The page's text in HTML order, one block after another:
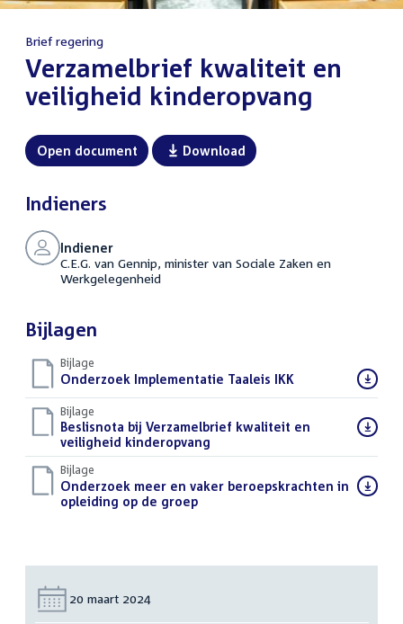
Brief regering
:Verzamelbrief kwaliteit en
veiligheid kinderopvang
Open document Download
Indieners
Indiener
C.E.G. van Gennip, minister van Sociale Zaken en
Werkgelegenheid
Bijlagen
Bijlage
Download
bestand:
Onderzoek Implementatie Taaleis IKK(PDF)
Bijlage
Download
bestand:
Beslisnota bij Verzamelbrief kwaliteit en
veiligheid kinderopvang
Bijlage
Download
bestand:
Onderzoek meer en vaker beroepskrachten in
opleiding op de groep(PDF)
Datum:
20 maart 2024